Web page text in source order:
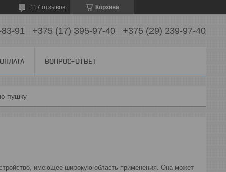
Корзина
117 отзывов
91 +375 (17) 395-97-40 +375 (29) 239-97-40
ВОПРОС-ОТВЕТ
пушку
имеющее широкую область применения. Она может